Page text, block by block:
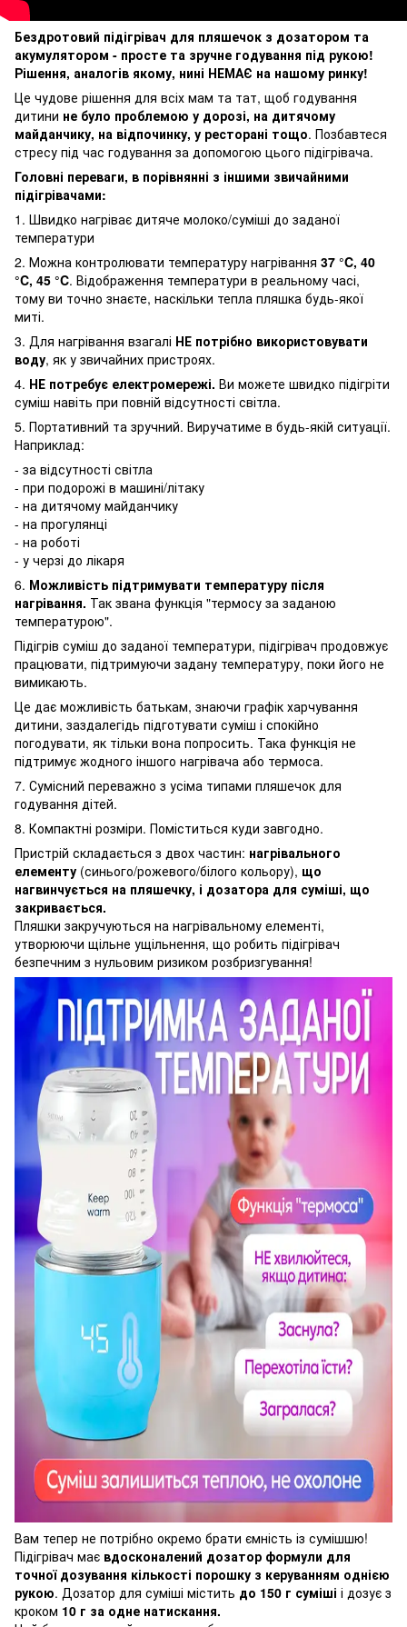
Бездротовий підігрівач для пляшечок з дозатором та
акумулятором - просте та зручне годування під рукою!
Рішення, аналогів якому, нині НЕМАЄ на нашому ринку!
Це чудове рішення для всіх мам та тат, щоб годування
дитини не було проблемою у дорозі, на дитячому
майданчику, на відпочинку, у ресторані тощо. Позбавтеся
стресу під час годування за допомогою цього підігрівача.
Головні переваги, в порівнянні з іншими звичайними
підігрівачами:
1. Швидко нагріває дитяче молоко/суміші до заданої
температури
2. Можна контролювати температуру нагрівання 37 °C, 40
°C, 45 °C. Відображення температури в реальному часі,
тому ви точно знаєте, наскільки тепла пляшка будь-якої
миті.
3. Для нагрівання взагалі НЕ потрібно використовувати
воду, як у звичайних пристроях.
4. НЕ потребує електромережі. Ви можете швидко підігріти
суміш навіть при повній відсутності світла.
5. Портативний та зручний. Виручатиме в будь-якій ситуації.
Наприклад:
- за відсутності світла
- при подорожі в машині/літаку
- на дитячому майданчику
- на прогулянці
- на роботі
- у черзі до лікаря
6. Можливість підтримувати температуру після
нагрівання. Так звана функція "термосу за заданою
температурою".
Підігрів суміш до заданої температури, підігрівач продовжує
працювати, підтримуючи задану температуру, поки його не
вимикають.
Це дає можливість батькам, знаючи графік харчування
дитини, заздалегідь підготувати суміш і спокійно
погодувати, як тільки вона попросить. Така функція не
підтримує жодного іншого нагрівача або термоса.
7. Сумісний переважно з усіма типами пляшечок для
годування дітей.
8. Компактні розміри. Поміститься куди завгодно.
Пристрій складається з двох частин: нагрівального
елементу (синього/рожевого/білого кольору), що
нагвинчується на пляшечку, і дозатора для суміші, що
закривається.
Пляшки закручуються на нагрівальному елементі,
утворюючи щільне ущільнення, що робить підігрівач
безпечним з нульовим ризиком розбризгування!
Вам тепер не потрібно окремо брати ємність із сумішшю!
Підігрівач має вдосконалений дозатор формули для
точної дозування кількості порошку з керуванням однією
рукою. Дозатор для суміші містить до 150 г суміші і дозує з
кроком 10 г за одне натискання.